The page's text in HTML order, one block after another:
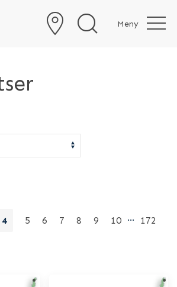
Meny
4 5 6 7 8 9 10 …
172